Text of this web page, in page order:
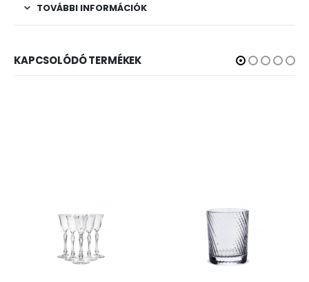
TOVÁBBI INFORMÁCIÓK
KAPCSOLÓDÓ TERMÉKEK